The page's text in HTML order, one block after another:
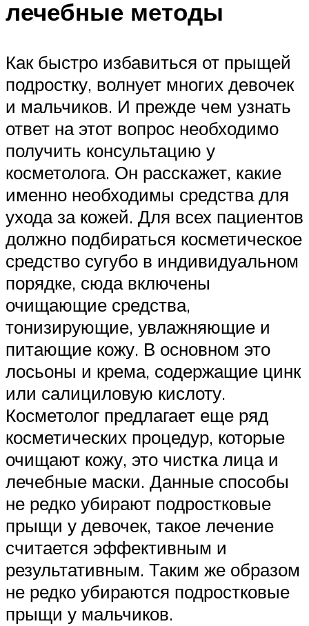
лечебные методы
Как быстро избавиться от прыщей
подростку, волнует многих девочек
и мальчиков. И прежде чем узнать
ответ на этот вопрос необходимо
получить консультацию у
косметолога. Он расскажет, какие
именно необходимы средства для
ухода за кожей. Для всех пациентов
должно подбираться косметическое
средство сугубо в индивидуальном
порядке, сюда включены
очищающие средства,
тонизирующие, увлажняющие и
питающие кожу. В основном это
лосьоны и крема, содержащие цинк
или салициловую кислоту.
Косметолог предлагает еще ряд
косметических процедур, которые
очищают кожу, это чистка лица и
лечебные маски. Данные способы
не редко убирают подростковые
прыщи у девочек, такое лечение
считается эффективным и
результативным. Таким же образом
не редко убираются подростковые
прыщи у мальчиков.